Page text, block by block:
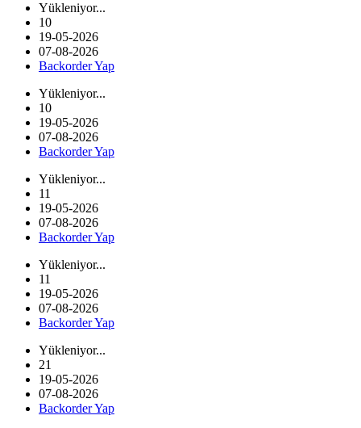
Yükleniyor...
10
19-05-2026
07-08-2026
Backorder Yap
Yükleniyor...
10
19-05-2026
07-08-2026
Backorder Yap
Yükleniyor...
11
19-05-2026
07-08-2026
Backorder Yap
Yükleniyor...
11
19-05-2026
07-08-2026
Backorder Yap
Yükleniyor...
21
19-05-2026
07-08-2026
Backorder Yap